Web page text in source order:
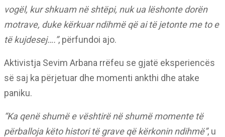
vogël, kur shkuam në shtëpi, nuk ua lëshonte dorën
motrave, duke kërkuar ndihmë që ai të jetonte me to e
të kujdesej….”, përfundoi ajo.
Aktivistja Sevim Arbana rrëfeu se gjatë eksperiencës
së saj ka përjetuar dhe momenti ankthi dhe atake
paniku.
“Ka qenë shumë e vështirë në shumë momente të
përballoja këto histori të grave që kërkonin ndihmë”, u